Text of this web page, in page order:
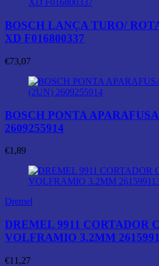
BOSCH LANÇA TURO/
XD F016800337
€73,07
BOSCH PONTA
2609255914
€1,89
Dremel
DREMEL 9911 CORTADOR
VOLFRAMIO 3.2MM
€11,27